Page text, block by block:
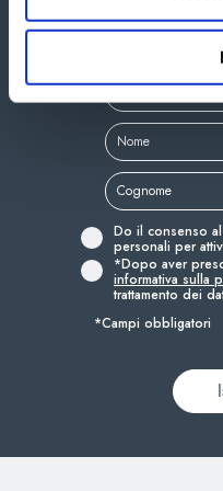
Iscriviti alla
Do il consenso
personali per
*Dopo aver
informativa sulla
trattamento dei
*Campi obbligatori